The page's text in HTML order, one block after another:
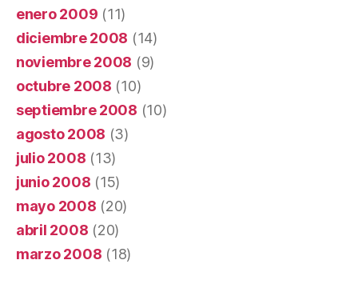
enero 2009 (11)
diciembre 2008 (14)
noviembre 2008 (9)
octubre 2008 (10)
septiembre 2008 (10)
agosto 2008 (3)
julio 2008 (13)
junio 2008 (15)
mayo 2008 (20)
abril 2008 (20)
marzo 2008 (18)